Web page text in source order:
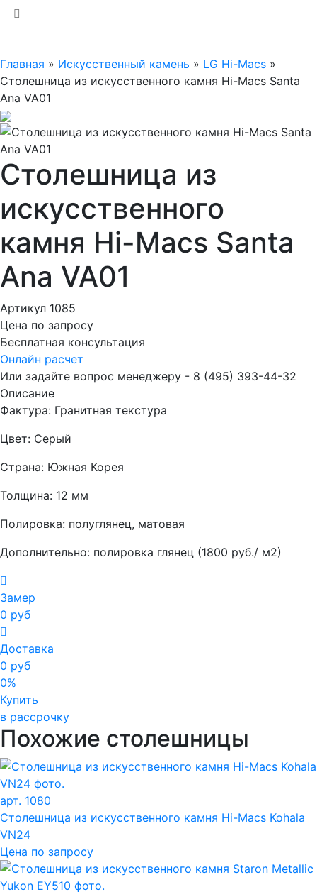
Главная » Искусственный камень » LG Hi-Macs »
Столешница из искусственного камня Hi-Macs Santa
Ana VA01
Столешница из
искусственного
камня Hi-Macs Santa
Ana VA01
Артикул 1085
Цена по запросу
Бесплатная консультация
Онлайн расчет
Или задайте вопрос менеджеру - 8 (495) 393-44-32
Описание
Фактура: Гранитная текстура
Цвет: Серый
Страна: Южная Корея
Толщина: 12 мм
Полировка: полуглянец, матовая
Дополнительно: полировка глянец (1800 руб./ м2)
Замер
0 руб
Доставка
0 руб
0%
Купить
в рассрочку
Похожие столешницы
арт. 1080
Столешница из искусственного камня Hi-Macs Kohala
VN24
Цена по запросу